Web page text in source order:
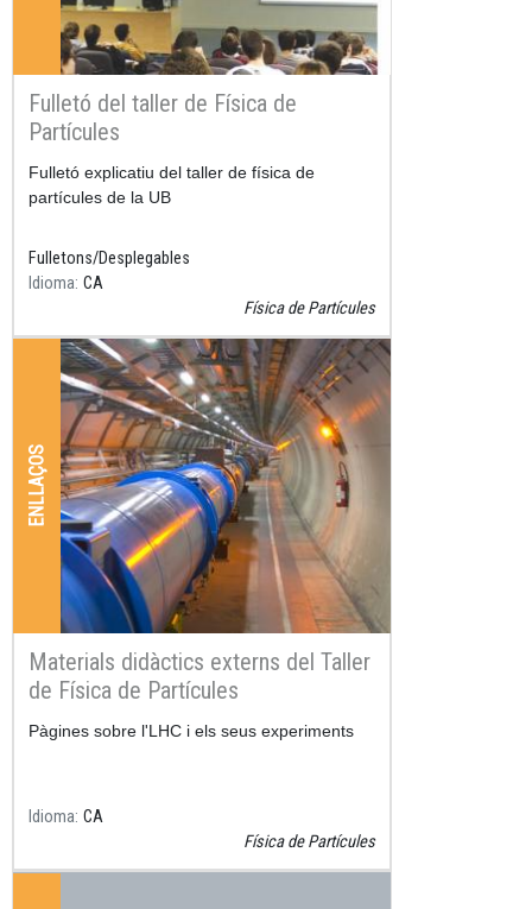
Fulletó del taller de Física de
Partícules
Resum
Fulletó explicatiu del taller de física de
partícules de la UB
Fulletons/Desplegables
Idioma CA
Física de Partícules
ENLLAÇOS
Materials didàctics externs del Taller
de Física de Partícules
Resum
Pàgines sobre l'LHC i els seus experiments
Idioma CA
Física de Partícules